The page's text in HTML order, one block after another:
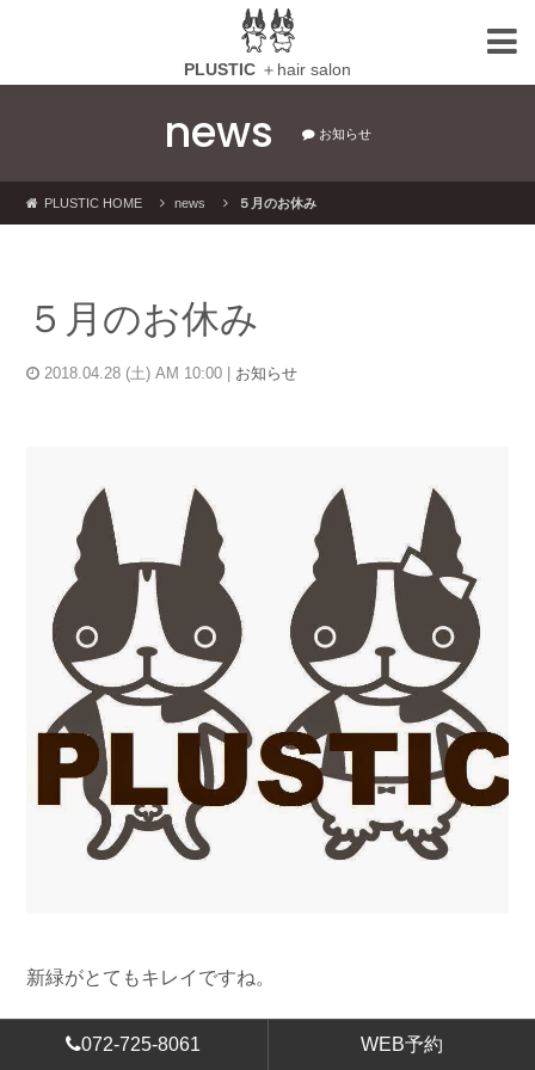
PLUSTIC ＋hair salon
news お知らせ
PLUSTIC HOME news ５月のお休み
５月のお休み
2018.04.28 (土) AM 10:00 | お知らせ
新緑がとてもキレイですね。
箕面にハイキングに来られる方が多くなりました。
072-725-8061 WEB予約